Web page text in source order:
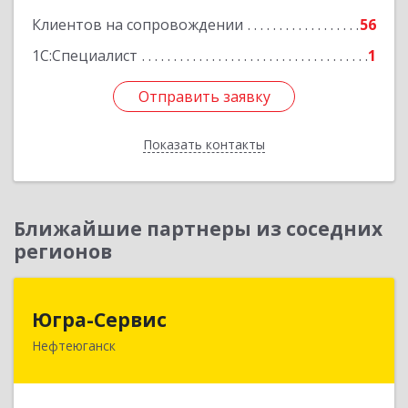
Клиентов на сопровождении
56
1С:Специалист
1
Отправить заявку
Показать контакты
Отправить заявку
Назад
Ближайшие партнеры из соседних
регионов
Югра-Сервис
Нефтеюганск
628303, Ханты-Мансийский Автономный округ